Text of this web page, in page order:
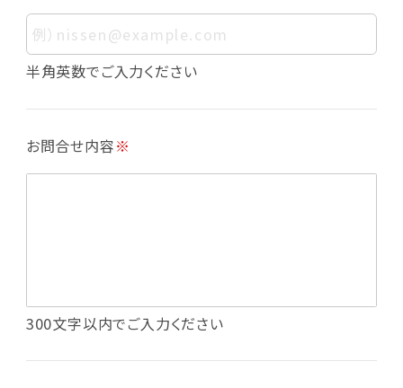
えてお客様の個人情報を利用することはありま
せん。
・会員登録者の個人認証
・会員ポイントプログラムの運営
・メールマガジンの配信
・本サービスに関する規約等の変更の通知
・投稿したクチコミ情報、写真の本サービスへの
・メールマガジン、お知らせ、広告等の配信
半角英数でご入力ください
お問合せ内容※
300文字以内でご入力ください